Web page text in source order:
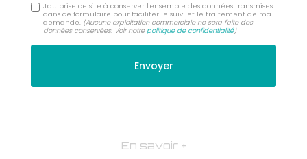
J'autorise ce site à conserver l'ensemble des données transmises
dans ce formulaire pour faciliter le suivi et le traitement de ma
demande. (Aucune exploitation commerciale ne sera faite des
données conservées. Voir notrepolitique de confidentialité)
En savoir +